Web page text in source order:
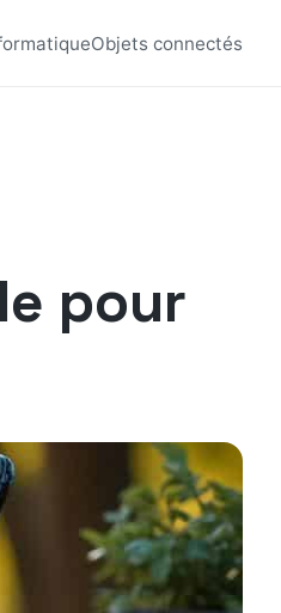
Objets connectés
pour